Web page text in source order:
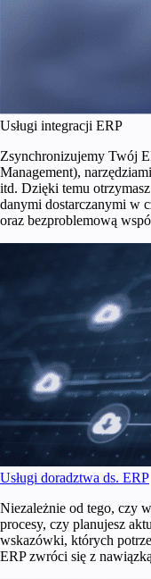
Usługi integracji ERP
Zsynchronizujemy Twój
Management),
itd. Dzięki temu
danymi dostarczanymi w
oraz bezproblemową
Usługi doradztwa ds. ERP
Niezależnie od tego, czy
procesy, czy planujesz
wskazówki, których
ERP zwróci się z